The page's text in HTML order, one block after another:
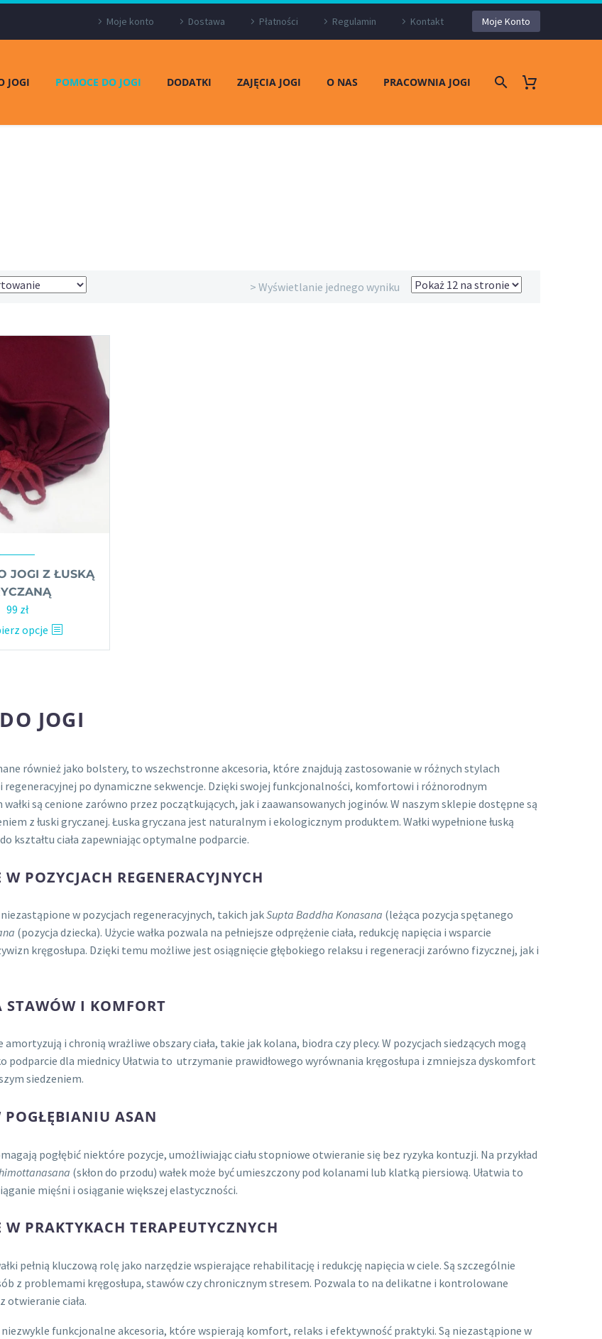
Moje konto Dostawa Płatności Regulamin Kontakt Moje Konto
JOGI POMOCE DO JOGI DODATKI ZAJĘCIA JOGI O NAS PRACOWNIA JOGI
> Wyświetlanie jednego wyniku
JOGI Z ŁUSKĄ
99 zł
opcje
Ten
produkt
Opcje
można
na
stronie
produktu
JOGI
również jako bolstery, to wszechstronne akcesoria, które znajdują zastosowanie w różnych stylach
regeneracyjnej po dynamiczne sekwencje. Dzięki swojej funkcjonalności, komfortowi i różnorodnym
są cenione zarówno przez początkujących, jak i zaawansowanych joginów. W naszym sklepie dostępne są
z łuski gryczanej. Łuska gryczana jest naturalnym i ekologicznym produktem. Wałki wypełnione łuską
kształtu ciała zapewniając optymalne podparcie.
W POZYCJACH REGENERACYJNYCH
niezastąpione w pozycjach regeneracyjnych, takich jakSupta Baddha Konasana (leżąca pozycja spętanego
(pozycja dziecka). Użycie wałka pozwala na pełniejsze odprężenie ciała, redukcję napięcia i wsparcie
kręgosłupa. Dzięki temu możliwe jest osiągnięcie głębokiego relaksu i regeneracji zarówno fizycznej, jak i
STAWÓW I KOMFORT
amortyzują i chronią wrażliwe obszary ciała, takie jak kolana, biodra czy plecy. W pozycjach siedzących mogą
podparcie dla miednicy Ułatwia to utrzymanie prawidłowego wyrównania kręgosłupa i zmniejsza dyskomfort
siedzeniem.
POGŁĘBIANIU ASAN
pogłębić niektóre pozycje, umożliwiając ciału stopniowe otwieranie się bez ryzyka kontuzji. Na przykład
(skłon do przodu) wałek może być umieszczony pod kolanami lub klatką piersiową. Ułatwia to
mięśni i osiąganie większej elastyczności.
W PRAKTYKACH TERAPEUTYCZNYCH
pełnią kluczową rolę jako narzędzie wspierające rehabilitację i redukcję napięcia w ciele. Są szczególnie
z problemami kręgosłupa, stawów czy chronicznym stresem. Pozwala to na delikatne i kontrolowane
otwieranie ciała.
niezwykle funkcjonalne akcesoria, które wspierają komfort, relaks i efektywność praktyki. Są niezastąpione w